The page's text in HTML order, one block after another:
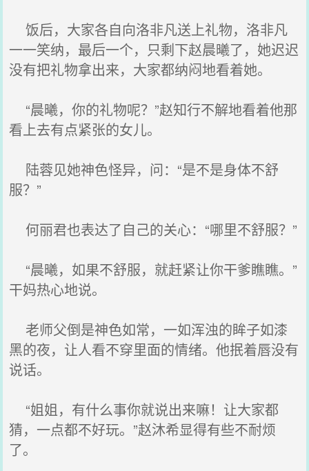
饭后，大家各自向洛非凡送上礼物，洛非凡
一一笑纳，最后一个，只剩下赵晨曦了，她迟迟
没有把礼物拿出来，大家都纳闷地看着她。
“晨曦，你的礼物呢？”赵知行不解地看着他那
看上去有点紧张的女儿。
陆蓉见她神色怪异，问：“是不是身体不舒
服？”
何丽君也表达了自己的关心：“哪里不舒服？”
“晨曦，如果不舒服，就赶紧让你干爹瞧瞧。”
干妈热心地说。
老师父倒是神色如常，一如浑浊的眸子如漆
黑的夜，让人看不穿里面的情绪。他抿着唇没有
说话。
“姐姐，有什么事你就说出来嘛！让大家都
猜，一点都不好玩。”赵沐希显得有些不耐烦
了。